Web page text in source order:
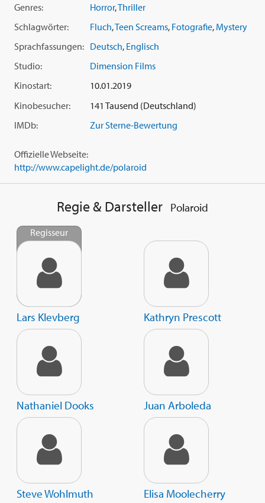
Genres: Horror,Thriller
Schlagwörter:
Fluch,Teen Screams, Fotografie, Mystery
Sprachfassungen: Deutsch, Englisch
Studio:
Dimension Films
Kinostart:
10.01.2019
Kinobesucher:
141 Tausend (Deutschland)
IMDb:
Zur Sterne-Bewertung
Offizielle Webseite:
http://www.capelight.de/polaroid
Regie & Darsteller Polaroid
Regisseur
Lars Klevberg Kathryn Prescott
Nathaniel Dooks Juan Arboleda
Steve Wohlmuth Elisa Moolecherry